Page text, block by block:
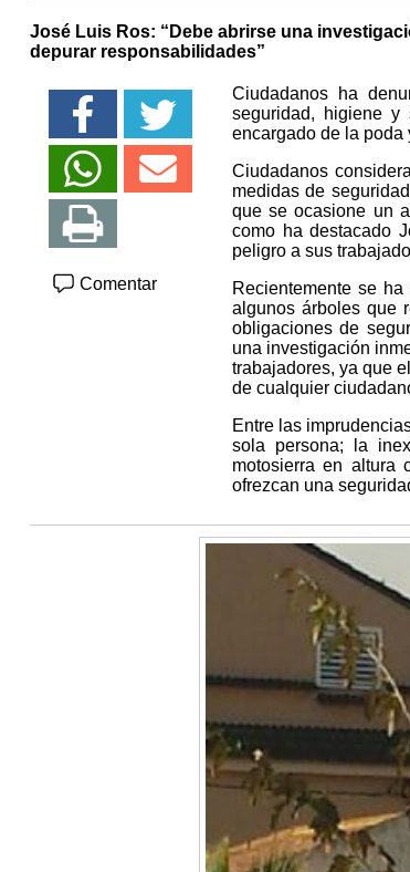
José Luis Ros: “Debe abrirse una
depurar responsabilidades”
Comentar
Ciudadanos ha
seguridad, higiene y
encargado de la poda
Ciudadanos
medidas de
que se ocasione un
como ha destacado
peligro a sus
Recientemente se
algunos árboles que
obligaciones de
una investigación
trabajadores, ya que
de cualquier
Entre las
sola persona; la
motosierra en altura
ofrezcan una